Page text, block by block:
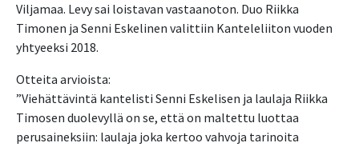
Viljamaa. Levy sai loistavan vastaanoton. Duo Riikka
Timonen ja Senni Eskelinen valittiin Kanteleliiton vuoden
yhtyeeksi 2018.
Otteita arvioista:
”Viehättävintä kantelisti Senni Eskelisen ja laulaja Riikka
Timosen duolevyllä on se, että on maltettu luottaa
perusaineksiin: laulaja joka kertoo vahvoja tarinoita